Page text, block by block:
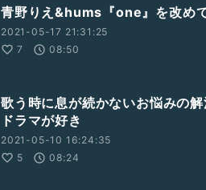
青野りえ&hums『one』を改めて
2021-05-17 21:31:25
7
08:50
歌う時に息が続かないお悩みの
ドラマが好き
2021-05-10 16:24:35
5
08:24